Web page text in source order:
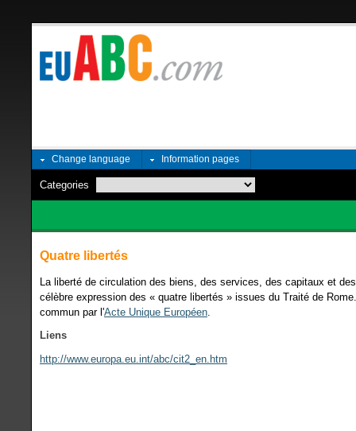
Change language Information pages
Categories
Quatre libertés
La liberté de circulation des biens, des services, des capitaux et
célèbre expression des « quatre libertés » issues du Traité de
commun par l'Acte Unique Européen.
Liens
http://www.europa.eu.int/abc/cit2_en.htm